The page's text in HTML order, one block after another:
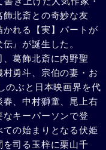
北斎との奇妙な友
れる【実】パートが
』が誕生した。
葛飾北斎に内野聖
勇斗、宗伯の妻・お
のぶと日本映画界を代
、中村獅童、尾上右
キーパーソンで登
の始まりとなる伏姫
司る玉梓に栗山千